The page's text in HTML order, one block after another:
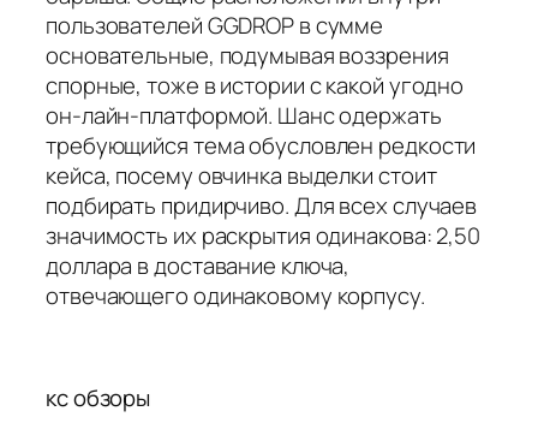
пользователей GGDROP в сумме
основательные, подумывая воззрения
спорные, тоже в истории с какой угодно
он-лайн-платформой. Шанс одержать
требующийся тема обусловлен редкости
кейса, посему овчинка выделки стоит
подбирать придирчиво. Для всех случаев
значимость их раскрытия одинакова: 2,50
доллара в доставание ключа,
отвечающего одинаковому корпусу.
кс обзоры